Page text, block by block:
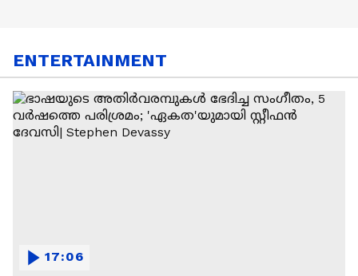
ENTERTAINMENT
17:06